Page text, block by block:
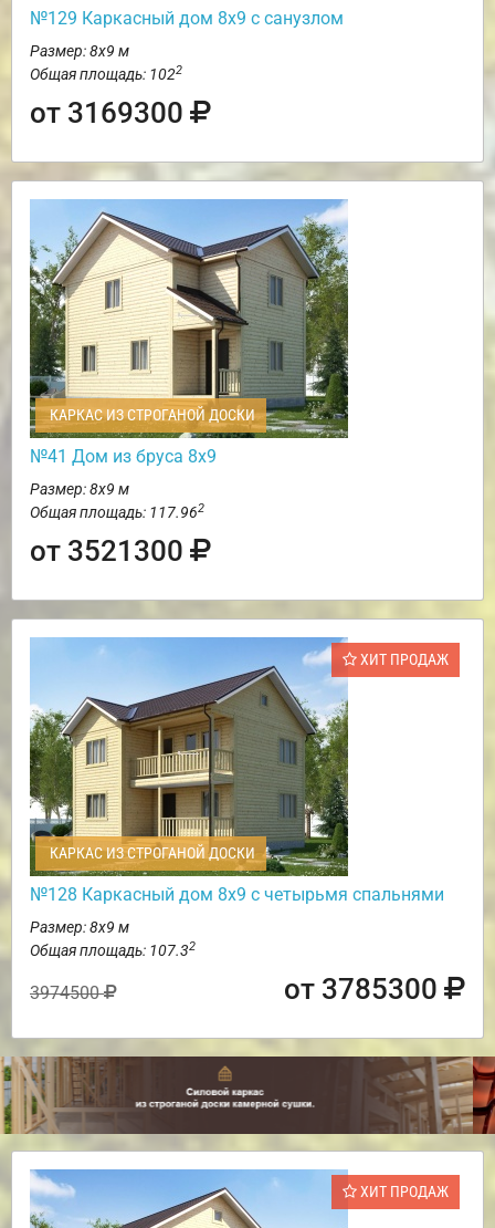
№129 Каркасный дом 8х9 с санузлом
Размер: 8х9 м
Общая площадь: 1022
от 3169300
КАРКАС ИЗ СТРОГАНОЙ ДОСКИ
№41 Дом из бруса 8х9
Размер: 8х9 м
Общая площадь: 117.962
от 3521300
ХИТ ПРОДАЖ
КАРКАС ИЗ СТРОГАНОЙ ДОСКИ
№128 Каркасный дом 8х9 с четырьмя спальнями
Размер: 8х9 м
Общая площадь: 107.32
3974500 от 3785300
ХИТ ПРОДАЖ